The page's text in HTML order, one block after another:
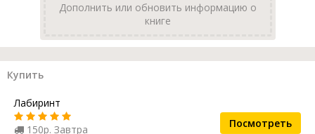
Дополнить или обновить информацию о
книге
Купить
Лабиринт
150р. Завтра
Посмотреть